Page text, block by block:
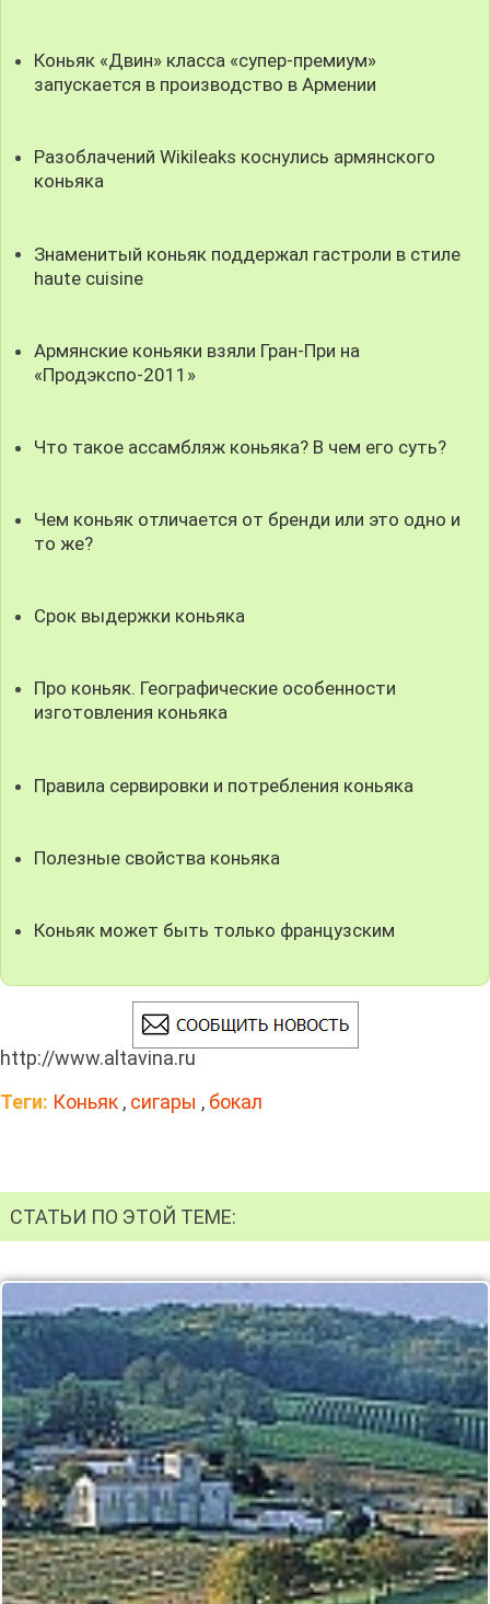
Коньяк «Двин» класса «супер-премиум»
запускается в производство в Армении
Разоблачений Wikileaks коснулись армянского
коньяка
Знаменитый коньяк поддержал гастроли в стиле
haute cuisine
Армянские коньяки взяли Гран-При на
«Продэкспо-2011»
Что такое ассамбляж коньяка? В чем его суть?
Чем коньяк отличается от бренди или это одно и
то же?
Срок выдержки коньяка
Про коньяк. Географические особенности
изготовления коньяка
Правила сервировки и потребления коньяка
Полезные свойства коньяка
Коньяк может быть только французским
http://www.altavina.ru
Теги: Коньяк , сигары , бокал
СТАТЬИ ПО ЭТОЙ ТЕМЕ: